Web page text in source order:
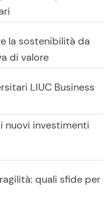
la sostenibilità da
di valore
LIUC Business
nuovi investimenti
quali sfide per